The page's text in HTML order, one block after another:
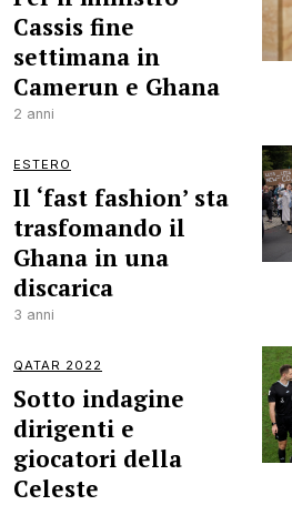
Cassis fine
settimana in
Camerun e Ghana
2 anni
ESTERO
Il ‘fast fashion’ sta
trasfomando il
Ghana in una
discarica
3 anni
QATAR 2022
Sotto indagine
dirigenti e
giocatori della
Celeste